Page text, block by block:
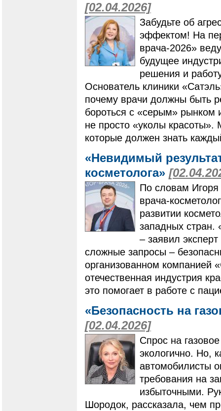
[02.04.2026]
Забудьте об
эффектом! На
врача-2026»
будущее
решения и
Основатель клиники
почему врачи должны быть
бороться с «серым» рынком
не просто «уколы
которые должен знать
«Невидимый
косметолога»
​​​​​​​По словам Игоря
врача-
развитии
западных стран.
– заявил
сложные запросы –
организованном компанией
отечественная индустрия
это помогает в работе с
«Безопасность на
[02.04.2026]
Спрос на
экологично. Но,
автомобилисты
требования на
избыточными.
Шородок, рассказала, чем